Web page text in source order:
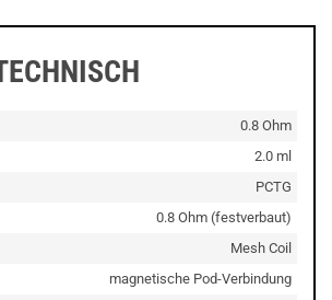
0.8 Ohm
2.0 ml
PCTG
0.8 Ohm (festverbaut)
Mesh Coil
magnetische Pod-Verbindung